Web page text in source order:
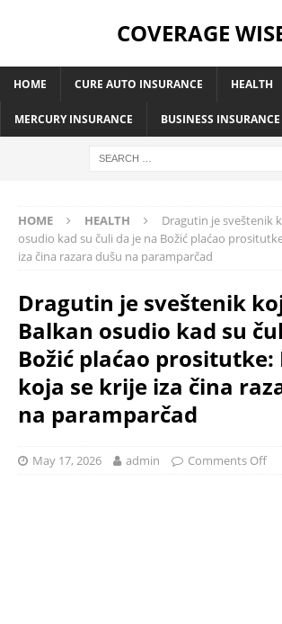
COVERAGE
HOME CURE AUTO INSURANCE HEALTH
MERCURY INSURANCE BUSINESS INSURANCE
HOME HEALTH
Dragutin je sveštenik
osudio kad su čuli da je na Božić plaćao
iza čina razara dušu na paramparčad
Dragutin je sveštenik
Balkan osudio kad su
Božić plaćao prositutke:
koja se krije iza čina
na paramparčad
May 17, 2026 admin Comments Off